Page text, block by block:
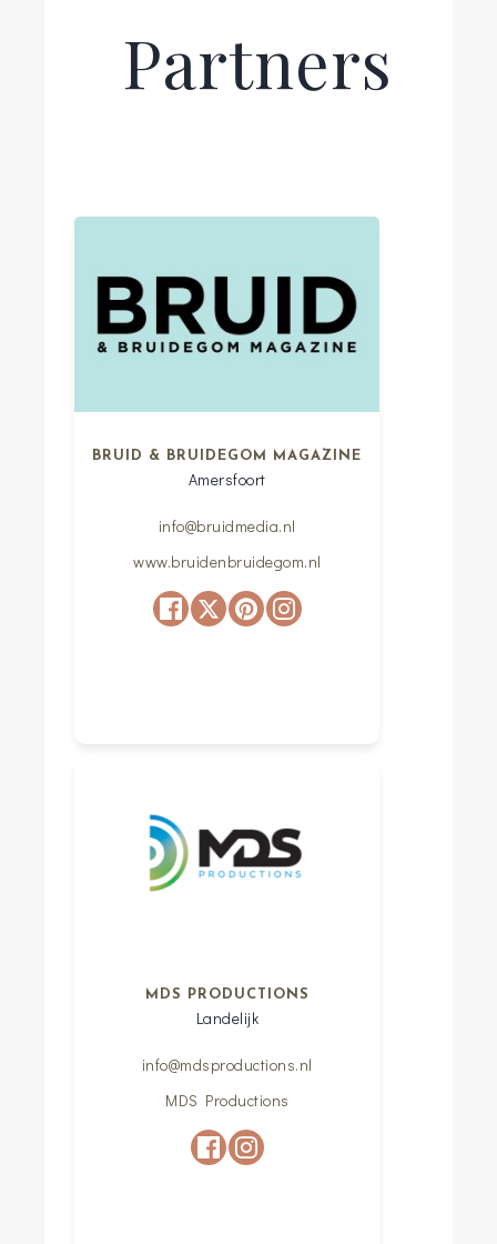
Partners
BRUID & BRUIDEGOM MAGAZINE
Amersfoort
info@bruidmedia.nl
www.bruidenbruidegom.nl
MDS PRODUCTIONS
Landelijk
info@mdsproductions.nl
MDS Productions